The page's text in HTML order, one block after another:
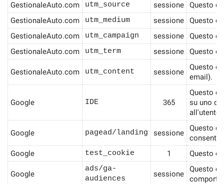
GestionaleAuto.com utm_source sessione
Questo
GestionaleAuto.com
utm_medium sessione
Questo
GestionaleAuto.com
utm_campaign sessione
Questo
GestionaleAuto.com
utm_term sessione Questo
GestionaleAuto.com utm_content sessione
Questo
email).
Google IDE 365
Questo
su uno
all'utente.
Google pagead/landing sessione
Questo
consente
Google
test_cookie 1 Questo
Google
ads/ga-
audiences
sessione
Questo